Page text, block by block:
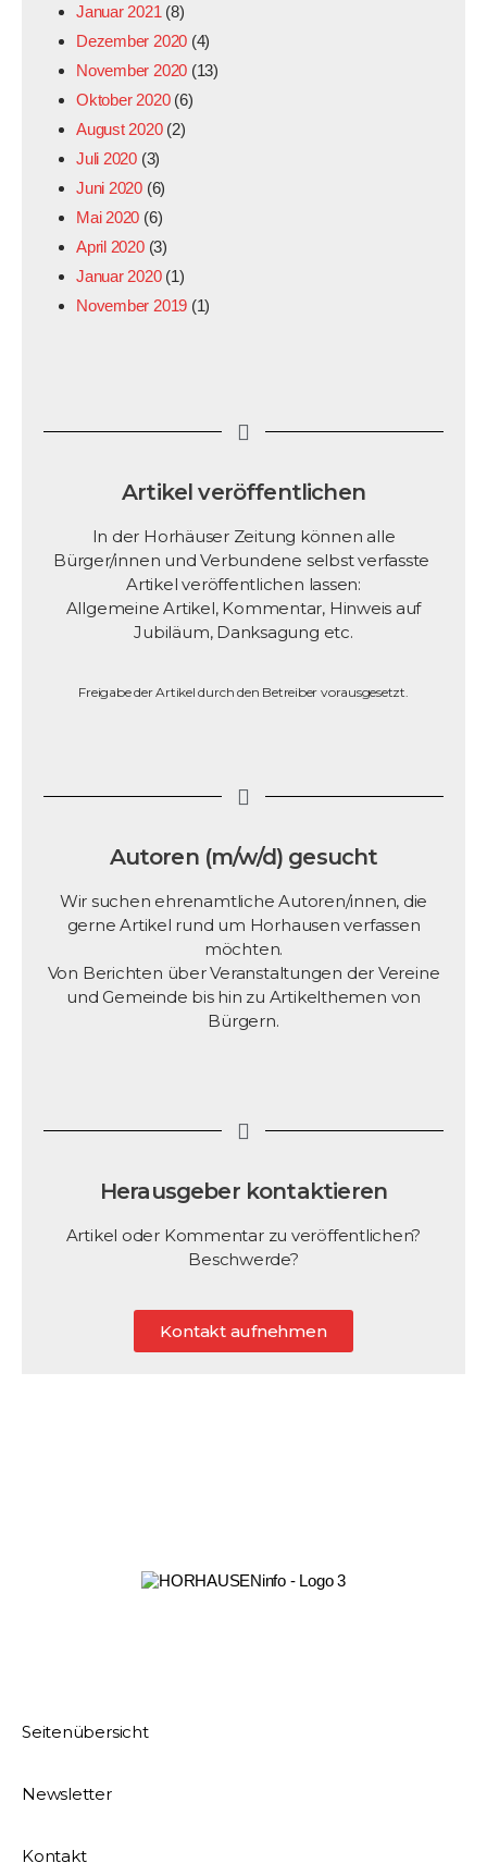
Januar 2021 (8)
Dezember 2020 (4)
November 2020 (13)
Oktober 2020(6)
August 2020(2)
Juli 2020(3)
Juni 2020(6)
Mai 2020 (6)
April 2020(3)
Januar 2020(1)
November 2019 (1)
Artikel veröffentlichen
In der Horhäuser Zeitung können alle
Bürger/innen und Verbundene selbst verfasste
Artikel veröffentlichen lassen:
Allgemeine Artikel, Kommentar, Hinweis auf
Jubiläum, Danksagung etc.
Freigabe der Artikel durch den Betreiber vorausgesetzt.
Autoren (m/w/d) gesucht
Wir suchen ehrenamtliche Autoren/innen, die
gerne Artikel rund um Horhausen verfassen
möchten.
Von Berichten über Veranstaltungen der Vereine
und Gemeinde bis hin zu Artikelthemen von
Bürgern.
Herausgeber kontaktieren
Artikel oder Kommentar zu veröffentlichen?
Beschwerde?
Kontakt aufnehmen
Seitenübersicht
Newsletter
Kontakt